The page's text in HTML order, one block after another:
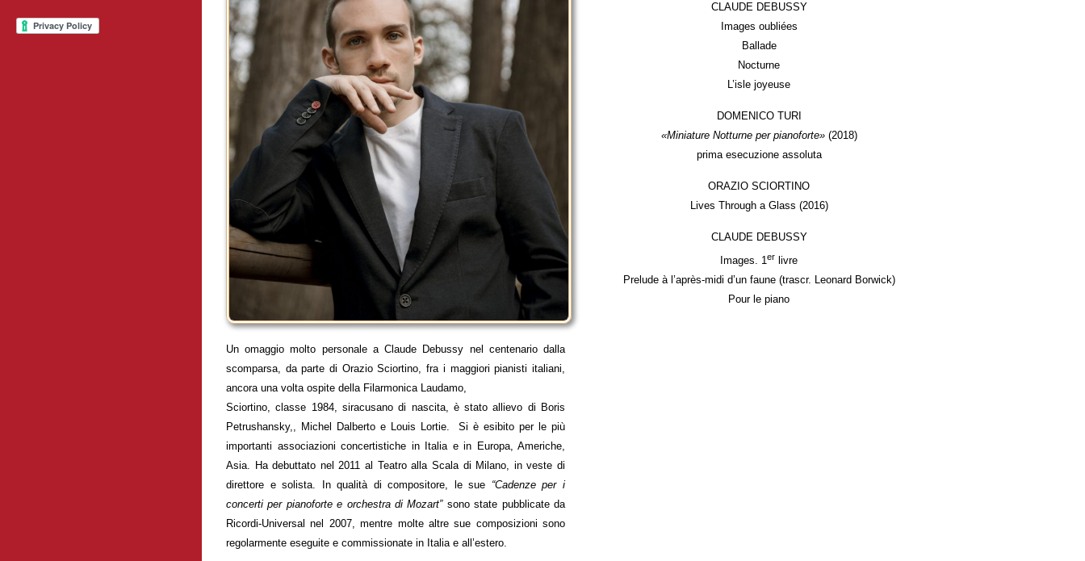
Un omaggio molto personale a Claude Debussy nel centenario dalla
scomparsa, da parte di Orazio Sciortino, fra i maggiori pianisti italiani,
ancora una volta ospite della Filarmonica Laudamo,
Sciortino, classe 1984, siracusano di nascita, è stato allievo di Boris
Petrushansky,, Michel Dalberto e Louis Lortie. Si è esibito per le più
importanti associazioni concertistiche in Italia e in Europa, Americhe,
Asia. Ha debuttato nel 2011 al Teatro alla Scala di Milano, in veste di
direttore e solista. In qualità di compositore, le sue “Cadenze per i
concerti per pianoforte e orchestra di Mozart” sono state pubblicate da
Ricordi-Universal nel 2007, mentre molte altre sue composizioni sono
regolarmente eseguite e commissionate in Italia e all’estero.
CLAUDE DEBUSSY
Images oubliées
Ballade
Nocturne
L’isle joyeuse
DOMENICO TURI
«Miniature Notturne per pianoforte»(2018)
prima esecuzione assoluta
ORAZIO SCIORTINO
Lives Through a Glass (2016)
CLAUDE DEBUSSY
Images. 1er livre
Prelude à l’après-midi d’un faune (trascr. Leonard Borwick)
Pour le piano